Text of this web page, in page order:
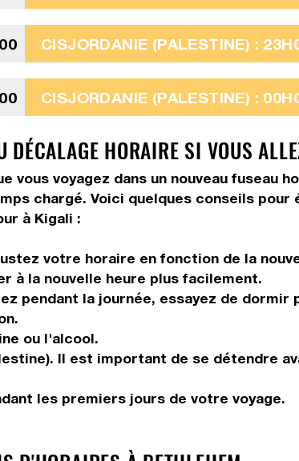
CISJORDANIE (PALESTINE) :
CISJORDANIE (PALESTINE) :
DÉCALAGE HORAIRE SI VOUS
vous voyagez dans un nouveau fuseau
chargé. Voici quelques conseils
à Kigali :
votre horaire en fonction de la
à la nouvelle heure plus facilement.
pendant la journée, essayez de dormir
ou l'alcool.
Il est important de se détendre
les premiers jours de votre voyage.